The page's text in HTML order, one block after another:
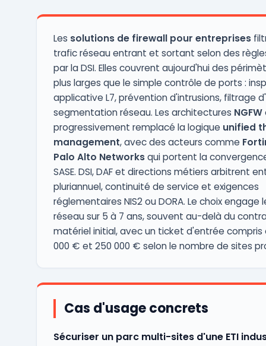
l’expansion ...
Les solutions de firewall pour entreprises
trafic réseau entrant et sortant selon des
par la DSI. Elles couvrent aujourd'hui des
plus larges que le simple contrôle de ports :
applicative L7, prévention d'intrusions, filtrage
segmentation réseau. Les architectures NGFW
progressivement remplacé la logique unified
management, avec des acteurs comme
Palo Alto Networksqui portent la
SASE. DSI, DAF et directions métiers arbitrent
pluriannuel, continuité de service et exigences
réglementaires NIS2 ou DORA. Le choix engage
réseau sur 5 à 7 ans, souvent au-delà du
matériel initial, avec un ticket d'entrée compris
000 € et 250 000 € selon le nombre de sites
Cas d'usage concrets
Sécuriser un parc multi-sites d'une ETI